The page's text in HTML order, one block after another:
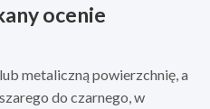
ocenie
metaliczną powierzchnię, a
do czarnego, w